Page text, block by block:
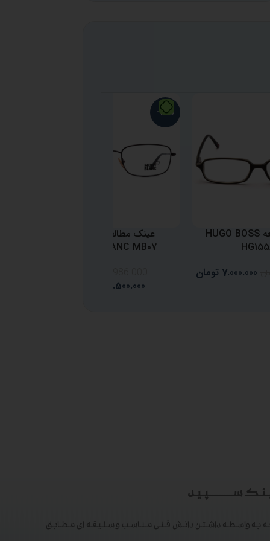
عینک مطالعه HUGO BOSS
7.000.000 تومان
-21%
عینک مطالعه تیتانیوم
MONTBLANC MB07
9.500.000
ســـــــــپید
به واسطه داشتن دانش فنی مناسب و سلیقه ای مطابق